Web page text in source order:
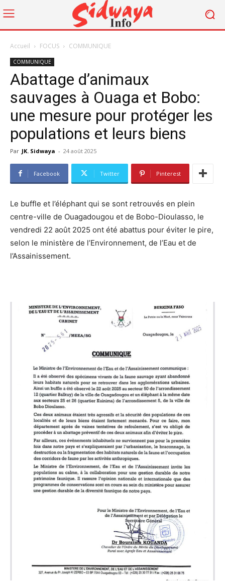
Accueil FOCUS COMMUNIQUE
COMMUNIQUE
Abattage d’animaux
sauvages à Ouaga et Bobo:
une mesure pour protéger les
populations et leurs biens
Par JK. Sidwaya - 24 août 2025
Facebook Twitter Pinterest
Le buffle et l’éléphant qui se sont retrouvés en plein
centre-ville de Ouagadougou et de Bobo-Dioulasso, le
vendredi 22 août 2025 ont été abattus pour éviter le pire,
selon le ministère de l’Environnement, de l’Eau et de
l’Assainissement.